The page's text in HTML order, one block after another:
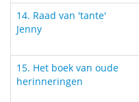
14. Raad van 'tante'
Jenny
15. Het boek van oude
herinneringen